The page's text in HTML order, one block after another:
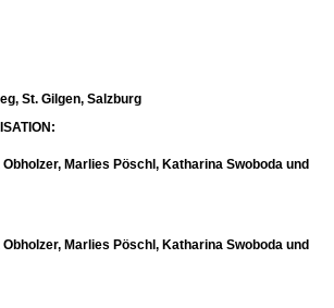
St. Gilgen, Salzburg
Marlies Pöschl, Katharina Swoboda und
Marlies Pöschl, Katharina Swoboda und